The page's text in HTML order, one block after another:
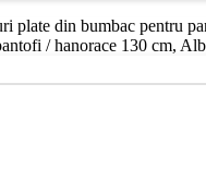
plate din bumbac pentru
/ hanorace 130 cm, Alb